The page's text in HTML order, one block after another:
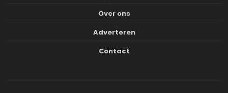
Over ons
Adverteren
Contact